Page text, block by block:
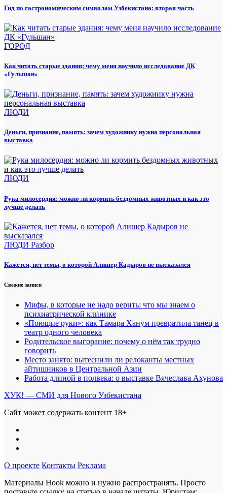
Гид по гастрономическим символам Узбекистана: вторая часть
ГОРОД
Как читать старые здания: чему меня научило исследование ДК
«Гульшан»
ЛЮДИ
Деньги, признание, память: зачем художнику нужна персональная
выставка
ЛЮДИ
Рука милосердия: можно ли кормить бездомных животных и как это
лучше делать
ЛЮДИ Разбор
Кажется, нет темы, о которой Алишер Кадыров не высказался
Свежие записи
Мифы, в которые не надо верить: что мы знаем о
психиатрической клинике
«Поющие руки»: как Тамара Ханум превратила танец в
театр одного человека
Родительское выгорание: почему о нём так трудно
говорить
Место занято: вытеснили ли релоканты местных
айтишников в Центральной Азии
Работа длиной в полвека: о выставке Вячеслава Ахунова
ХУК! — СМИ для Нового Узбекистана
Сайт может содержать контент 18+
О проекте Контакты Реклама
Материалы Hook можно и нужно распространять. Просто